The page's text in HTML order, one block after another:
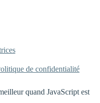
de confidentialité
quand JavaScript est